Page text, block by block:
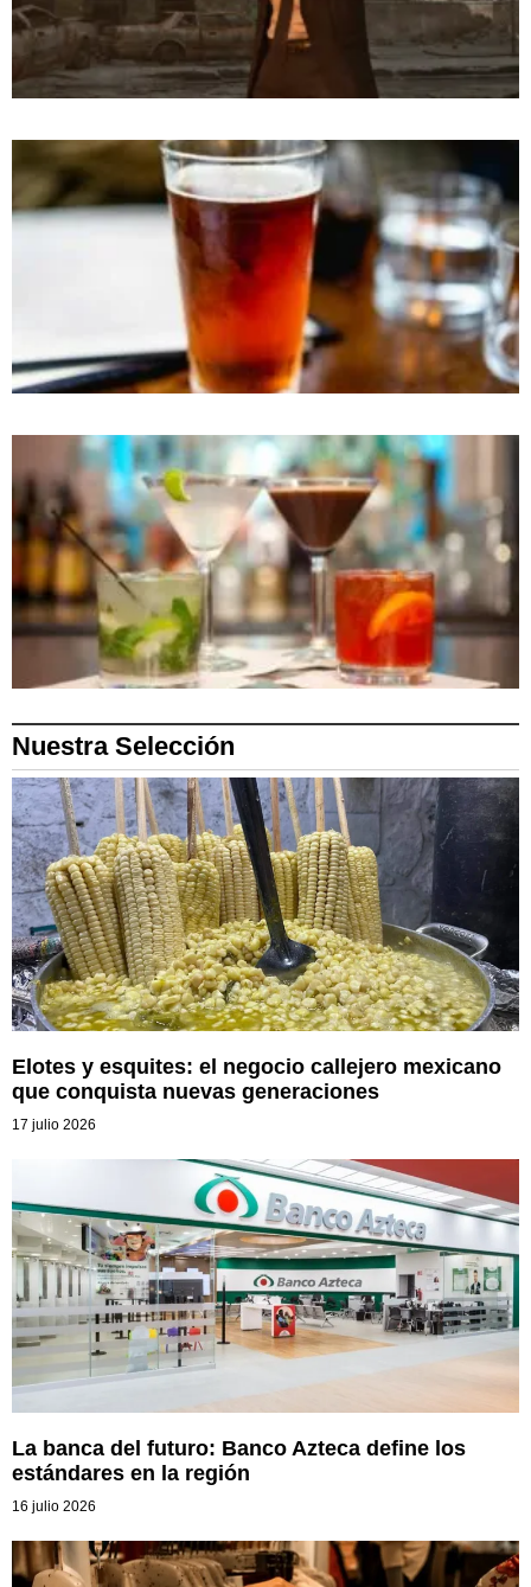
Nuestra Selección
Elotes y esquites: el negocio callejero mexicano
que conquista nuevas generaciones
17 julio 2026
La banca del futuro: Banco Azteca define los
estándares en la región
16 julio 2026